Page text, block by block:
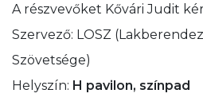
A részvevőket Kővári Judit
Szervező: LOSZ
Szövetsége)
Helyszín: H pavilon, színpad